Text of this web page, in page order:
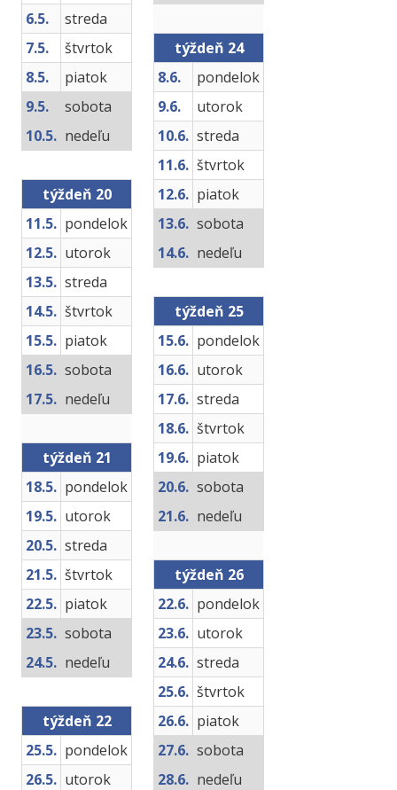
6.5.
streda
7.5.
štvrtok
8.5.
piatok
9.5.
sobota
10.5. nedeľu
týždeň 20
11.5. pondelok
12.5. utorok
13.5. streda
14.5. štvrtok
15.5. piatok
16.5. sobota
17.5. nedeľu
týždeň 21
18.5. pondelok
19.5. utorok
20.5. streda
21.5. štvrtok
22.5. piatok
23.5. sobota
24.5. nedeľu
týždeň 22
25.5. pondelok
26.5. utorok
týždeň 24
8.6.
pondelok
9.6.
utorok
10.6. streda
11.6. štvrtok
12.6. piatok
13.6. sobota
14.6. nedeľu
týždeň 25
15.6. pondelok
16.6. utorok
17.6. streda
18.6. štvrtok
19.6. piatok
20.6. sobota
21.6. nedeľu
týždeň 26
22.6. pondelok
23.6. utorok
24.6. streda
25.6. štvrtok
26.6. piatok
27.6. sobota
28.6. nedeľu